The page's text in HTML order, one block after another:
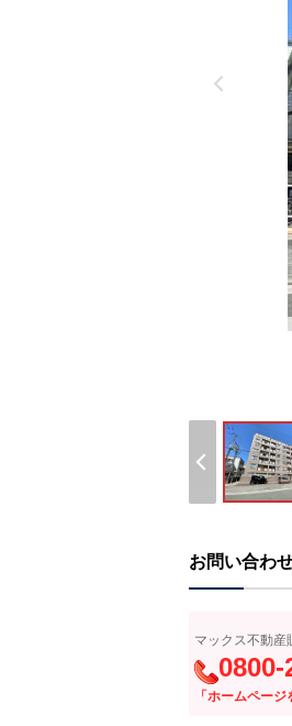
お問い合わ
マックス不動産
0800-
「ホームページ